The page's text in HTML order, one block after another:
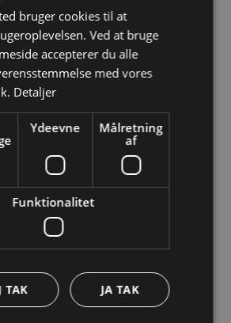
Chevrolet, Dodge, Harley-
stedet f.eks. Volkswagen,
Peugeot, Renault, BMW og
Under Armour, New Balance,
Patagonia, The North Face
Adidas, Puma, Mizuno, Nudie
bruger cookies til at
Ved at bruge
accepterer du alle
med vores
Detaljer
Ydeevne
Målretning
af
Funktionalitet
JA TAK
TAK